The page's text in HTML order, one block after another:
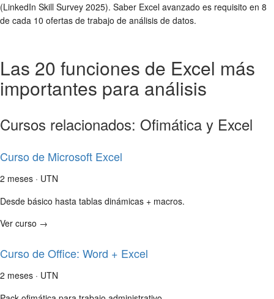
(LinkedIn Skill Survey 2025). Saber Excel avanzado es requisito en 8
de cada 10 ofertas de trabajo de análisis de datos.
Las 20 funciones de Excel más
importantes para análisis
Cursos relacionados: Ofimática y Excel
Curso de Microsoft Excel
2 meses · UTN
Desde básico hasta tablas dinámicas + macros.
Ver curso →
Curso de Office: Word + Excel
2 meses · UTN